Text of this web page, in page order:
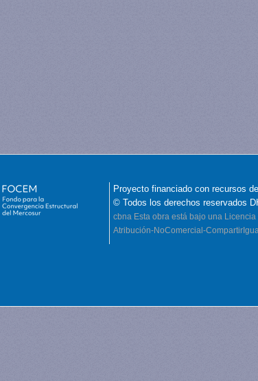
Proyecto financiado con recursos
© Todos los derechos reservados
cbna Esta obra está bajo una
Atribución-NoComercial-